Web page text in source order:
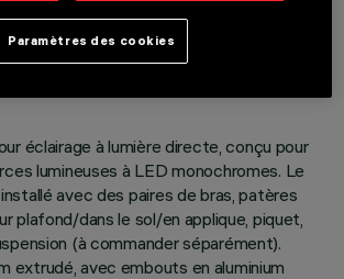
TECHNIQUES
06/08/2026
éclairage à lumière directe, conçu pour
lumineuses à LED monochromes. Le
avec des paires de bras, patères
plafond/dans le sol/en applique, piquet,
(à commander séparément).
extrudé, avec embouts en aluminium
Paramètres des cookies